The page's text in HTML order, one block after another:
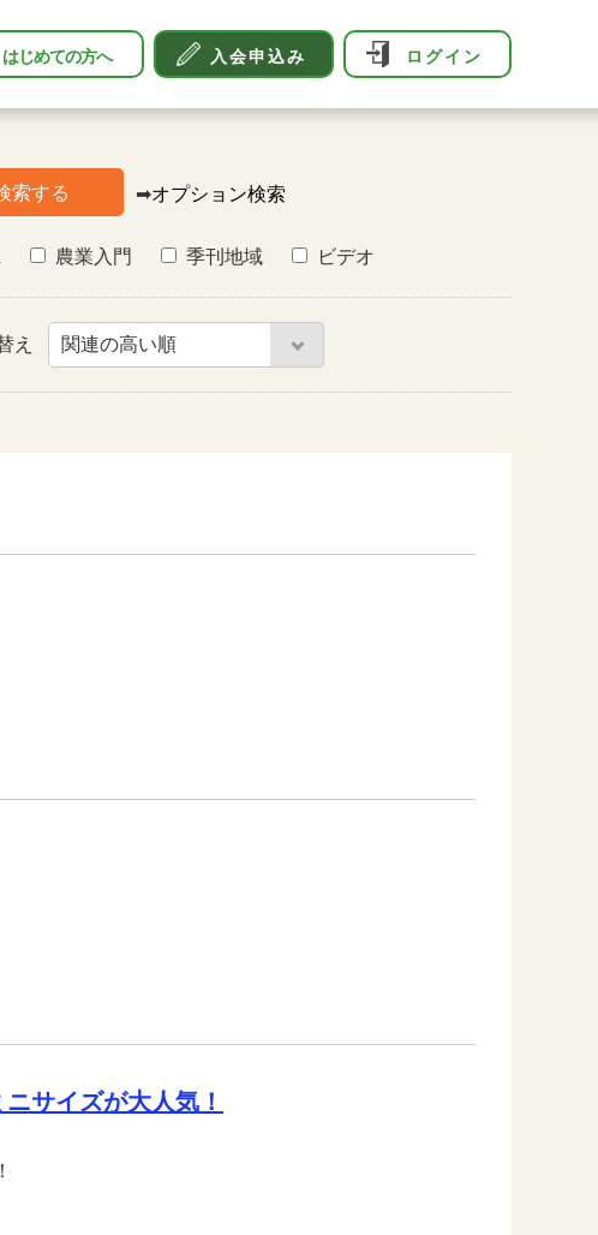
はじめての方へ 入会申込み ログイン
索する ➡オプション検索
農業入門 季刊地域 ビデオ
え
サイズが大人気！